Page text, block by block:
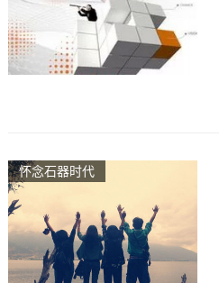
怀念石器时代